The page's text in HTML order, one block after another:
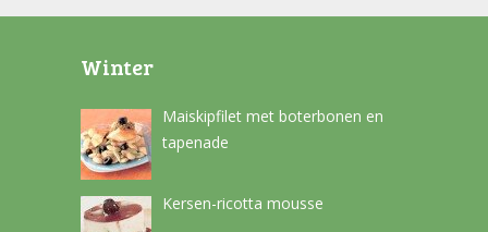
Winter
Maiskipfilet met boterbonen en
tapenade
Kersen-ricotta mousse